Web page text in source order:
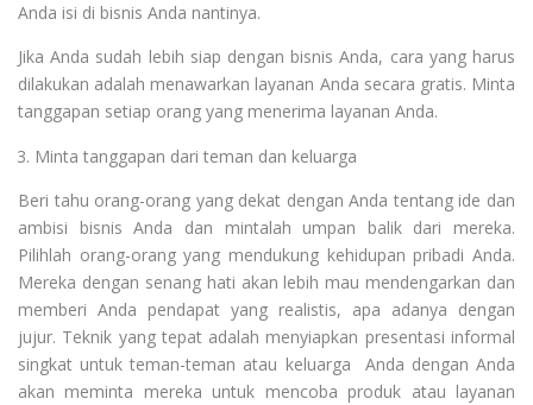
Anda isi di bisnis Anda nantinya.
Jika Anda sudah lebih siap dengan bisnis Anda, cara yang harus
dilakukan adalah menawarkan layanan Anda secara gratis. Minta
tanggapan setiap orang yang menerima layanan Anda.
Minta tanggapan dari teman dan keluarga
Beri tahu orang-orang yang dekat dengan Anda tentang ide dan
ambisi bisnis Anda dan mintalah umpan balik dari mereka.
Pilihlah orang-orang yang mendukung kehidupan pribadi Anda.
Mereka dengan senang hati akan lebih mau mendengarkan dan
memberi Anda pendapat yang realistis, apa adanya dengan
jujur. Teknik yang tepat adalah menyiapkan presentasi informal
singkat untuk teman-teman atau keluarga Anda dengan Anda
akan meminta mereka untuk mencoba produk atau layanan